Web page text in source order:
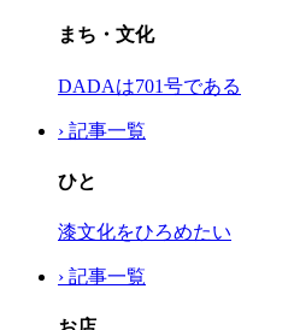
まち・文化
DADAは701号である
› 記事一覧
ひと
漆文化をひろめたい
› 記事一覧